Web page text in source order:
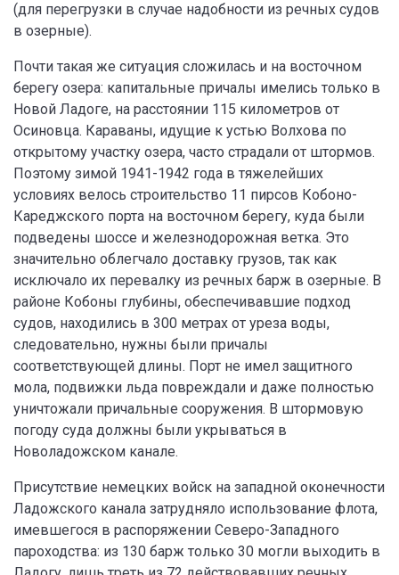
(для перегрузки в случае надобности из речных судов
в озерные).
Почти такая же ситуация сложилась и на восточном
берегу озера: капитальные причалы имелись только в
Новой Ладоге, на расстоянии 115 километров от
Осиновца. Караваны, идущие к устью Волхова по
открытому участку озера, часто страдали от штормов.
Поэтому зимой 1941-1942 года в тяжелейших
условиях велось строительство 11 пирсов Кобоно-
Кареджского порта на восточном берегу, куда были
подведены шоссе и железнодорожная ветка. Это
значительно облегчало доставку грузов, так как
исключало их перевалку из речных барж в озерные. В
районе Кобоны глубины, обеспечивавшие подход
судов, находились в 300 метрах от уреза воды,
следовательно, нужны были причалы
соответствующей длины. Порт не имел защитного
мола, подвижки льда повреждали и даже полностью
уничтожали причальные сооружения. В штормовую
погоду суда должны были укрываться в
Новоладожском канале.
Присутствие немецких войск на западной оконечности
Ладожского канала затрудняло использование флота,
имевшегося в распоряжении Северо-Западного
пароходства: из 130 барж только 30 могли выходить в